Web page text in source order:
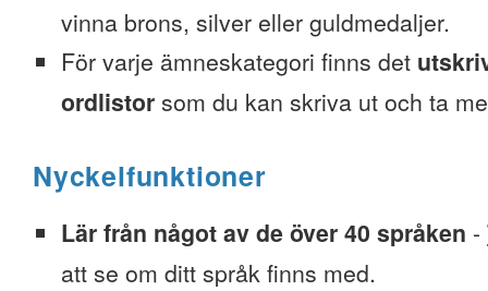
vinna brons, silver eller guldmedaljer.
För varje ämneskategori finns det
ordlistor som du kan skriva ut och ta
Nyckelfunktioner
Lär från något av de över 40 språken -
att se om ditt språk finns med.